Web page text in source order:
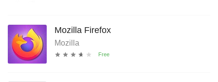
Mozilla Firefox
Mozilla